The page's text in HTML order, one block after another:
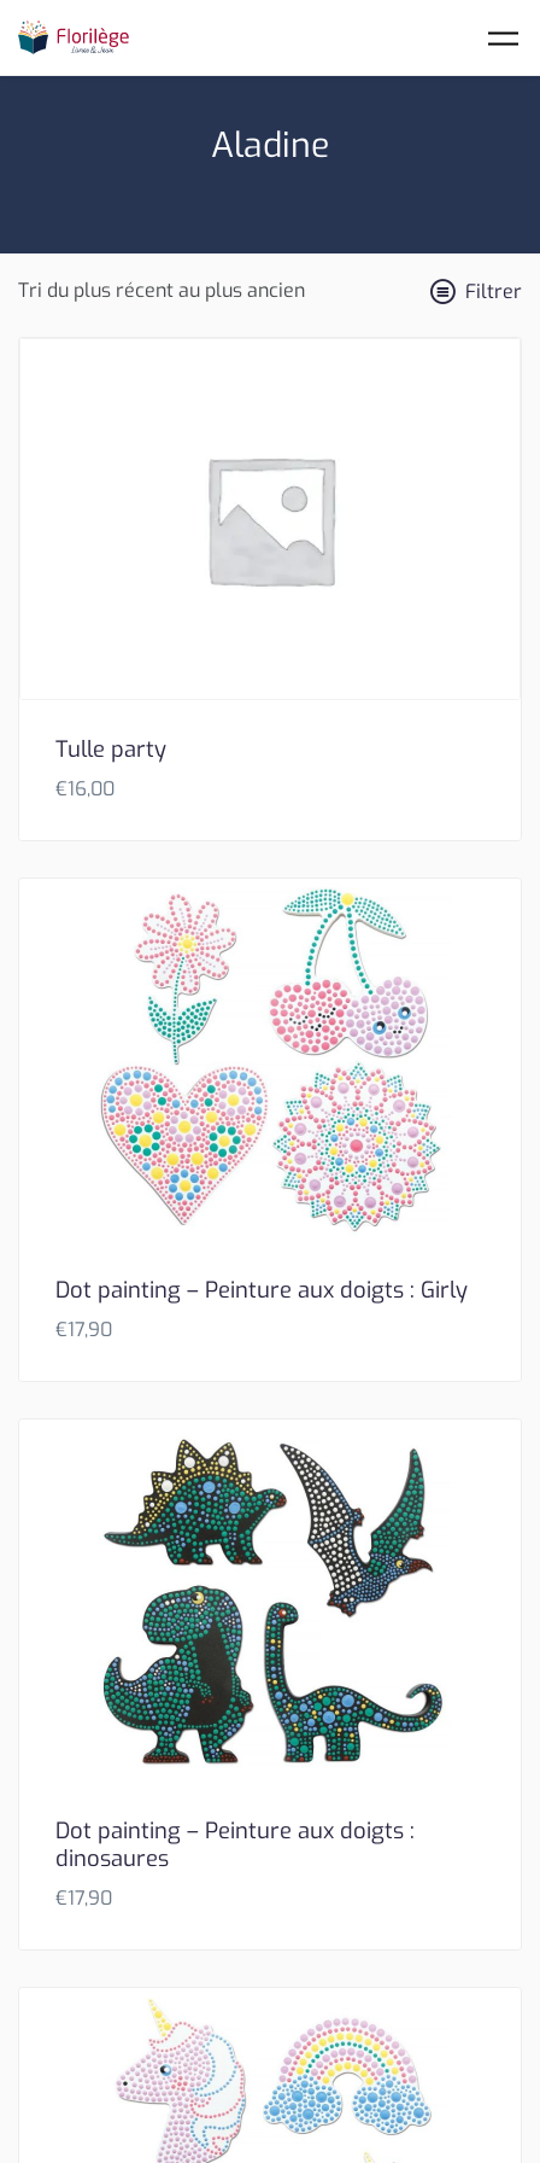
Aladine
Filtrer
Tulle party
€16,00
Dot painting – Peinture aux doigts : Girly
€17,90
Dot painting – Peinture aux doigts :
dinosaures
€17,90